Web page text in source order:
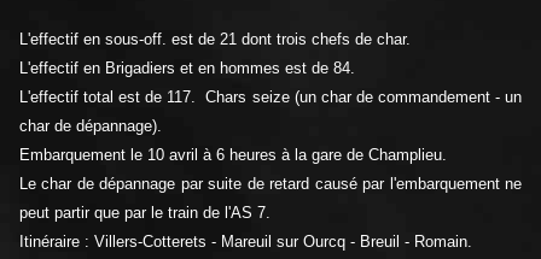
L'effectif en sous-off. est de 21 dont trois chefs de char.
L'effectif en Brigadiers et en hommes est de 84.
L'effectif total est de 117. Chars seize (un char de commandement - un
char de dépannage).
Embarquement le 10 avril à 6 heures à la gare de Champlieu.
Le char de dépannage par suite de retard causé par l'embarquement ne
peut partir que par le train de l'AS 7.
Itinéraire : Villers-Cotterets - Mareuil sur Ourcq - Breuil - Romain.